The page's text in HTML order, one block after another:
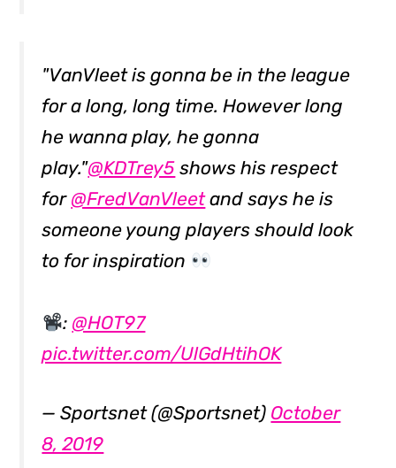
"VanVleet is gonna be in the league
for a long, long time. However long
he wanna play, he gonna
play."@KDTrey5 shows his respect
for @FredVanVleetand says he is
someone young players should look
to for inspiration
: @HOT97
pic.twitter.com/UlGdHtihOK
— Sportsnet (@Sportsnet) October
8, 2019